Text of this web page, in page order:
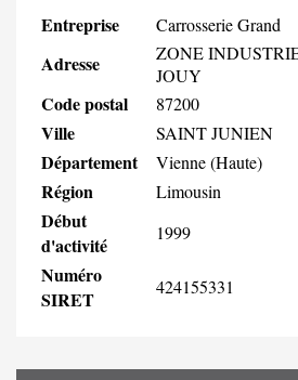
Entreprise Carrosserie Grand
Adresse
ZONE
JOUY
Code postal 87200
Ville SAINT JUNIEN
Département Vienne (Haute)
Région Limousin
Début
d'activité
1999
Numéro
SIRET
424155331